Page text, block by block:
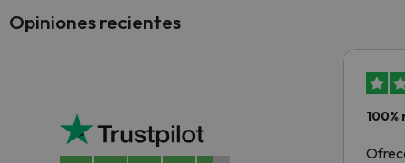
Opiniones recientes